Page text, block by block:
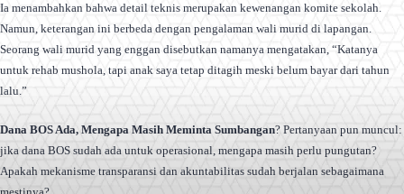
Ia menambahkan bahwa detail teknis merupakan kewenangan komite sekolah.
Namun, keterangan ini berbeda dengan pengalaman wali murid di lapangan.
Seorang wali murid yang enggan disebutkan namanya mengatakan, “Katanya
untuk rehab mushola, tapi anak saya tetap ditagih meski belum bayar dari tahun
lalu.”
Dana BOS Ada, Mengapa Masih Meminta Sumbangan? Pertanyaan pun muncul:
jika dana BOS sudah ada untuk operasional, mengapa masih perlu pungutan?
Apakah mekanisme transparansi dan akuntabilitas sudah berjalan sebagaimana